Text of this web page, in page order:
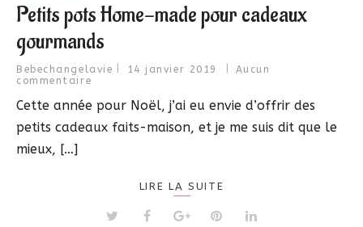
Petits pots Home-made pour cadeaux
gourmands
Bebechangelavie 14 janvier 2019
Aucun
commentaire
Cette année pour Noël, j’ai eu envie d’offrir des
petits cadeaux faits-maison, et je me suis dit que le
mieux, […]
LIRE LA SUITE